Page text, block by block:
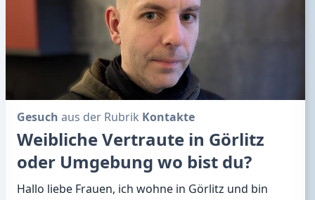
Gesuch aus der Rubrik Kontakte
Weibliche Vertraute in Görlitz
oder Umgebung wo bist du?
Hallo liebe Frauen, ich wohne in Görlitz und bin